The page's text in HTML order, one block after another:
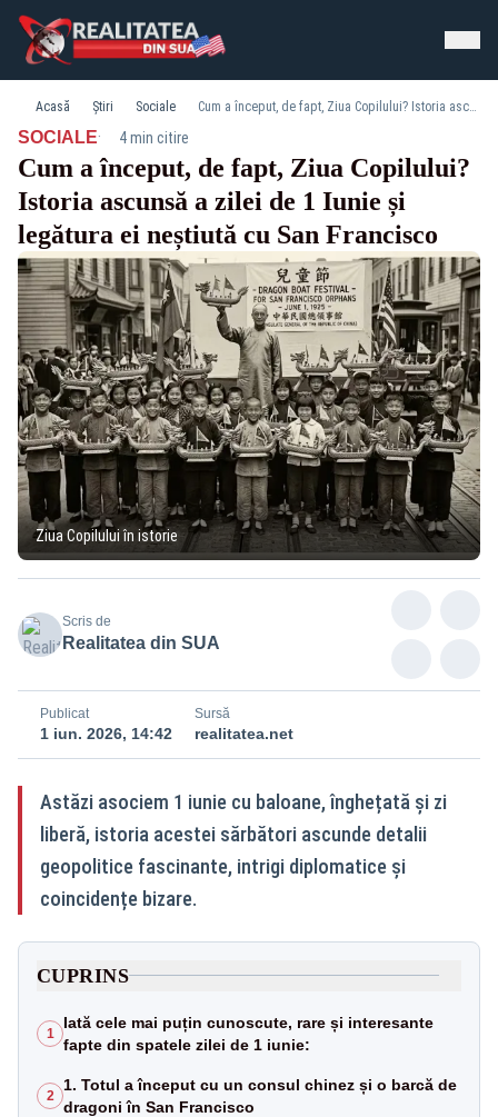
Acasă Știri Sociale Cum a început, de fapt, Ziua Copilului? Istoria ascunsă a zilei de 1 Iunie și legătura ei neștiută cu San Francisco
SOCIALE· 4 min citire
Cum a început, de fapt, Ziua Copilului?
Istoria ascunsă a zilei de 1 Iunie și
legătura ei neștiută cu San Francisco
Ziua Copilului în istorie
Scris de
Realitatea din SUA
Publicat
1 iun. 2026, 14:42
Sursă
realitatea.net
Astăzi asociem 1 iunie cu baloane, înghețată și zi
liberă, istoria acestei sărbători ascunde detalii
geopolitice fascinante, intrigi diplomatice și
coincidențe bizare.
CUPRINS
1
Iată cele mai puțin cunoscute, rare și interesante
fapte din spatele zilei de 1 iunie:
2
1. Totul a început cu un consul chinez și o barcă de
dragoni în San Francisco